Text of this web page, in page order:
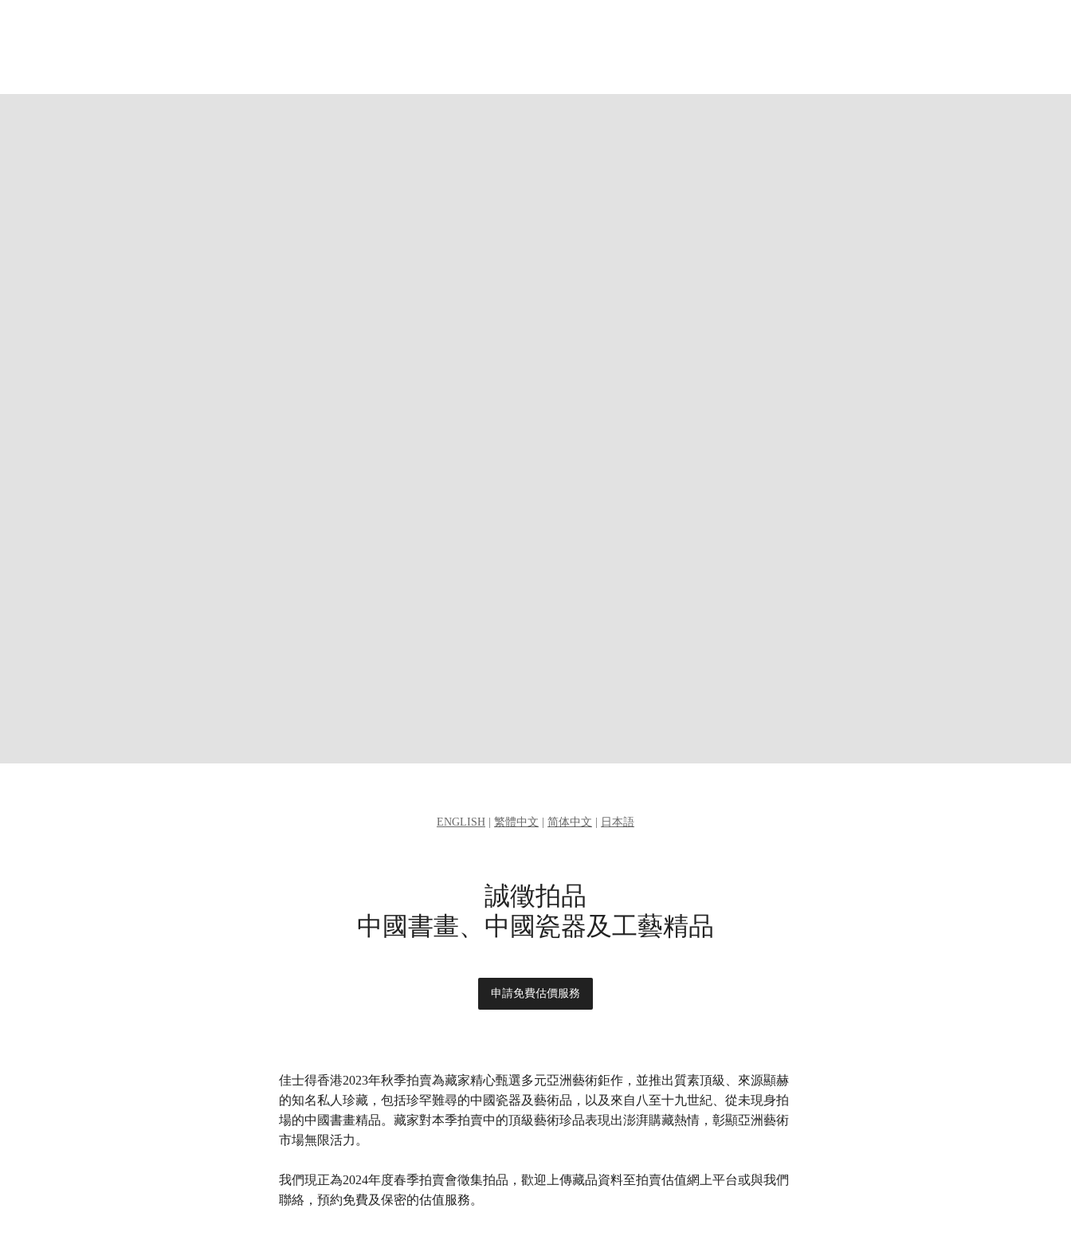
ENGLISH | 繁體中文 | 简体中文 | 日本語
誠徵拍品
中國書畫、中國瓷器及工藝精品
申請免費估價服務
佳士得香港2023年秋季拍賣為藏家精心甄選多元亞洲藝術鉅作，並推出質素頂級、來源顯赫
的知名私人珍藏，包括珍罕難尋的中國瓷器及藝術品，以及來自八至十九世紀、從未現身拍
場的中國書畫精品。藏家對本季拍賣中的頂級藝術珍品表現出澎湃購藏熱情，彰顯亞洲藝術
市場無限活力。
我們現正為2024年度春季拍賣會徵集拍品，歡迎上傳藏品資料至拍賣估值網上平台或與我們
聯絡，預約免費及保密的估值服務。